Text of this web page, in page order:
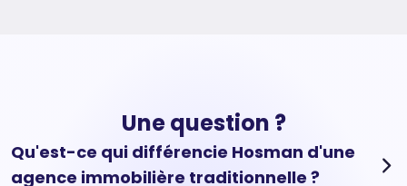
Une question ?
Qu'est-ce qui différencie Hosman d'une
agence immobilière traditionnelle ?